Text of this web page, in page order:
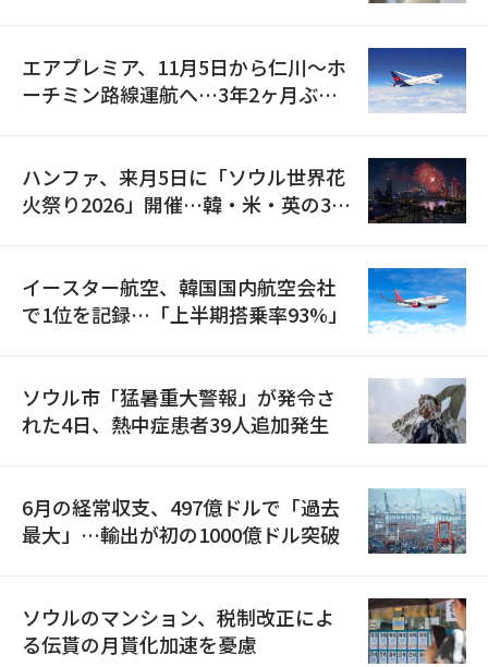
エアプレミア、11月5日から仁川〜ホ
ーチミン路線運航へ…3年2ヶ月ぶり
ハンファ、来月5日に「ソウル世界花
火祭り2026」開催…韓・米・英の3カ
イースター航空、韓国国内航空会社
で1位を記録…「上半期搭乗率93%」
ソウル市「猛暑重大警報」が発令さ
れた4日、熱中症患者39人追加発生
6月の経常収支、497億ドルで「過去
最大」…輸出が初の1000億ドル突破
ソウルのマンション、税制改正によ
る伝貰の月貰化加速を憂慮